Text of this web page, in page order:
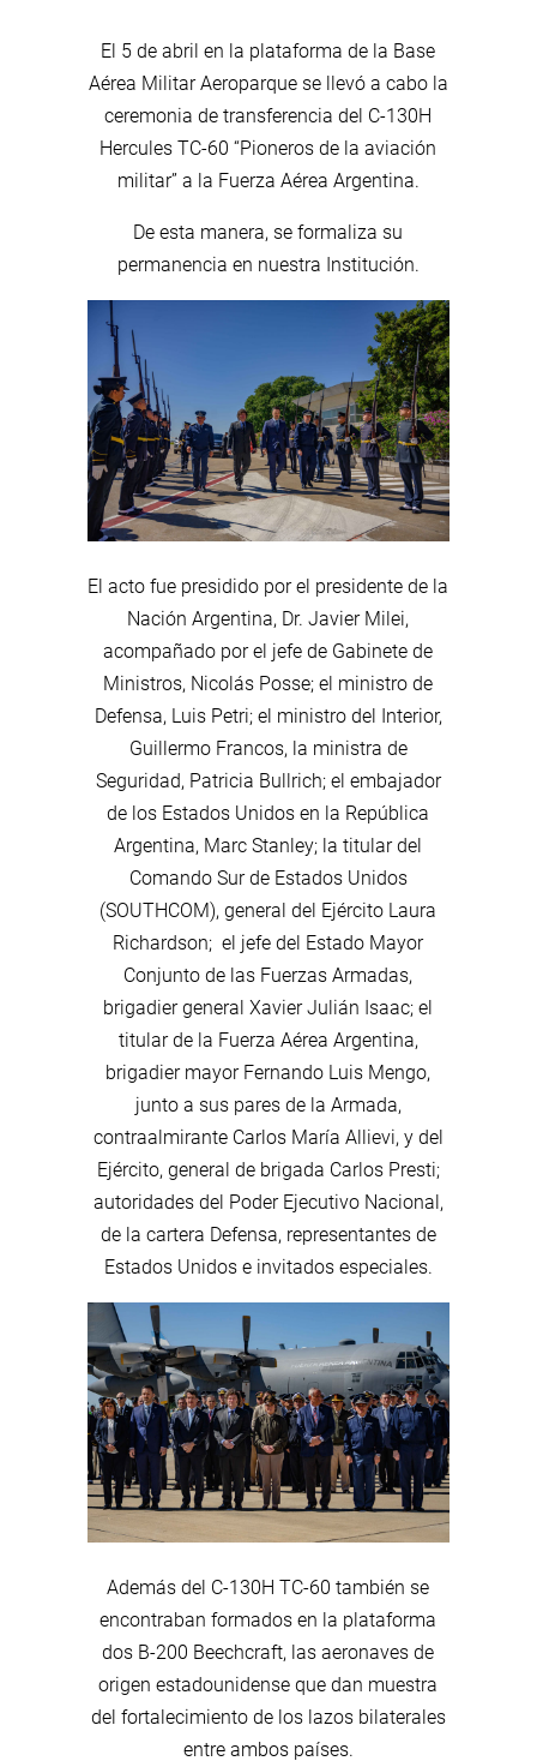
El 5 de abril en la plataforma de la Base
Aérea Militar Aeroparque se llevó a cabo la
ceremonia de transferencia del C-130H
Hercules TC-60 “Pioneros de la aviación
militar” a la Fuerza Aérea Argentina.
De esta manera, se formaliza su
permanencia en nuestra Institución.
El acto fue presidido por el presidente de la
Nación Argentina, Dr. Javier Milei,
acompañado por el jefe de Gabinete de
Ministros, Nicolás Posse; el ministro de
Defensa, Luis Petri; el ministro del Interior,
Guillermo Francos, la ministra de
Seguridad, Patricia Bullrich; el embajador
de los Estados Unidos en la República
Argentina, Marc Stanley; la titular del
Comando Sur de Estados Unidos
(SOUTHCOM), general del Ejército Laura
Richardson; el jefe del Estado Mayor
Conjunto de las Fuerzas Armadas,
brigadier general Xavier Julián Isaac; el
titular de la Fuerza Aérea Argentina,
brigadier mayor Fernando Luis Mengo,
junto a sus pares de la Armada,
contraalmirante Carlos María Allievi, y del
Ejército, general de brigada Carlos Presti;
autoridades del Poder Ejecutivo Nacional,
de la cartera Defensa, representantes de
Estados Unidos e invitados especiales.
Además del C-130H TC-60 también se
encontraban formados en la plataforma
dos B-200 Beechcraft, las aeronaves de
origen estadounidense que dan muestra
del fortalecimiento de los lazos bilaterales
entre ambos países.